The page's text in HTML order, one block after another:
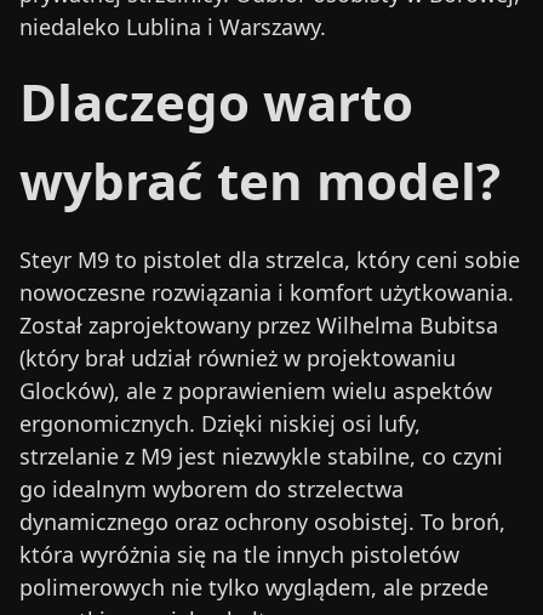
niedaleko Lublina i Warszawy.
Dlaczego warto
wybrać ten model?
Steyr M9 to pistolet dla strzelca, który ceni sobie
nowoczesne rozwiązania i komfort użytkowania.
Został zaprojektowany przez Wilhelma Bubitsa
(który brał udział również w projektowaniu
Glocków), ale z poprawieniem wielu aspektów
ergonomicznych. Dzięki niskiej osi lufy,
strzelanie z M9 jest niezwykle stabilne, co czyni
go idealnym wyborem do strzelectwa
dynamicznego oraz ochrony osobistej. To broń,
która wyróżnia się na tle innych pistoletów
polimerowych nie tylko wyglądem, ale przede